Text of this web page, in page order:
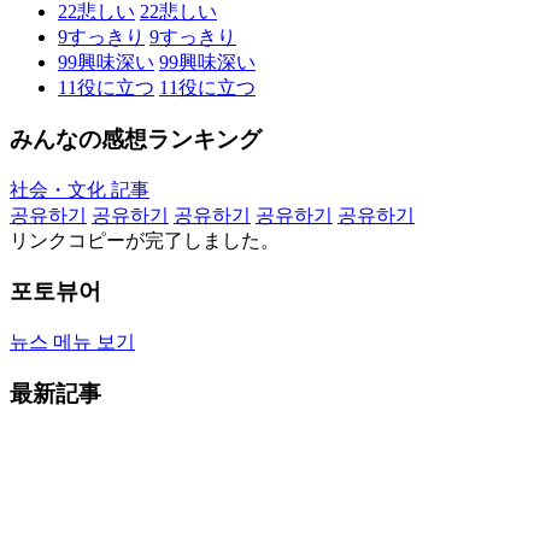
22悲しい 22悲しい
9すっきり 9すっきり
99興味深い 99興味深い
11役に立つ 11役に立つ
みんなの感想ランキング
社会・文化 記事
공유하기
공유하기 공유하기 공유하기
공유하기
リンクコピーが完了しました。
포토뷰어
뉴스 메뉴 보기
最新記事